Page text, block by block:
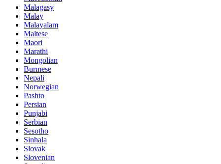
Malagasy
Malay
Malayalam
Maltese
Maori
Marathi
Mongolian
Burmese
Nepali
Norwegian
Pashto
Persian
Punjabi
Serbian
Sesotho
Sinhala
Slovak
Slovenian